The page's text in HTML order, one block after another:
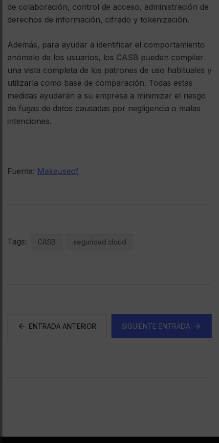
de colaboración, control de acceso, administración de
derechos de información, cifrado y tokenización.
Además, para ayudar a identificar el comportamiento
anómalo de los usuarios, los CASB pueden compilar
una vista completa de los patrones de uso habituales y
utilizarla como base de comparación. Todas estas
medidas ayudarán a su empresa a minimizar el riesgo
de fugas de datos causadas por negligencia o malas
intenciones.
Fuente: Makeuseof
Tags: CASB seguridad cloud
ENTRADA ANTERIOR SIGUIENTE ENTRADA